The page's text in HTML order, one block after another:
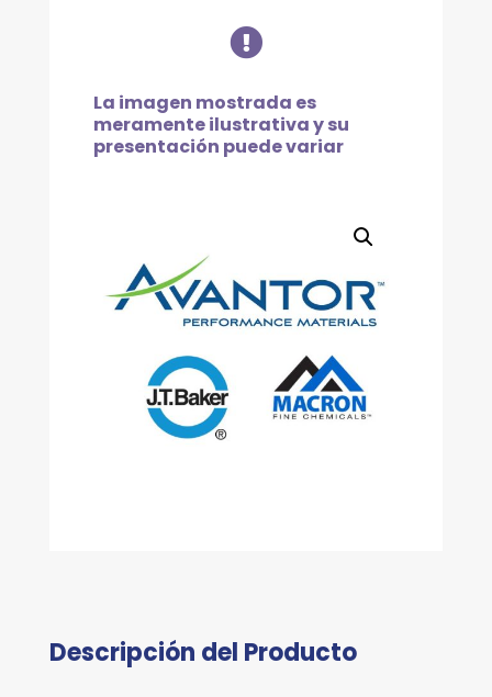

La imagen mostrada es
meramente ilustrativa y su
presentación puede variar
Descripción del Producto